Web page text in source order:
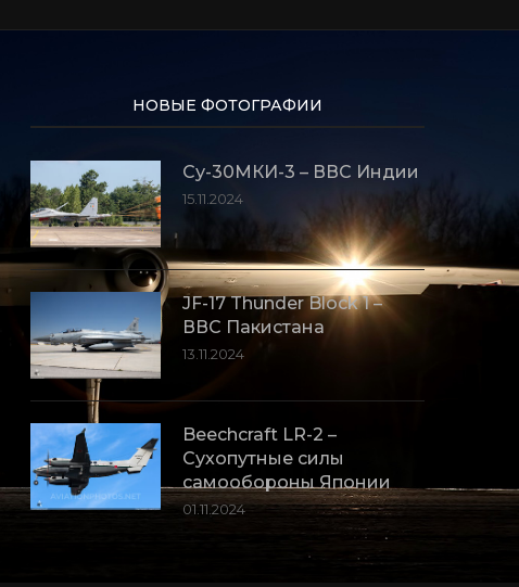
НОВЫЕ ФОТОГРАФИИ
Су-30МКИ-3 – ВВС Индии
15.11.2024
JF-17 Thunder Block 1 –
ВВС Пакистана
13.11.2024
Beechcraft LR-2 –
Сухопутные силы
самообороны Японии
01.11.2024